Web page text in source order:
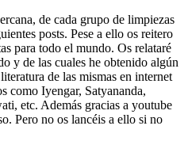
de cada grupo de limpiezas
posts. Pese a ello os reitero
para todo el mundo. Os relataré
y de las cuales he obtenido algún
de las mismas en internet
como Iyengar, Satyananda,
etc. Además gracias a youtube
Pero no os lancéis a ello si no